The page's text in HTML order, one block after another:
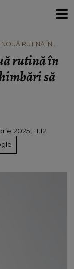
RUTINĂ ÎN
rutină în
să
2025, 11:12